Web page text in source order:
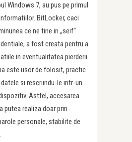
Windows 7, au pus pe primul
BitLocker, caci
ce ne tine in „seif“
a fost creata pentru a
in eventualitatea pierderii
este usor de folosit, practic
si rescriindu-le intr-un
Astfel, accesarea
putea realiza doar prin
personale, stabilite de